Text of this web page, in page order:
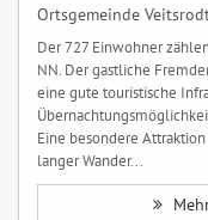
Ortsgemeinde
Der 727 Einwohner
NN. Der gastliche
eine gute touristische
Eine besondere Attraktion
langer Wander...